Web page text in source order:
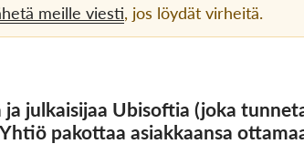
meille viesti, jos löydät virheitä.
julkaisijaa Ubisoftia (joka
pakottaa asiakkaansa